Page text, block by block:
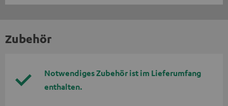
Zubehör
Notwendiges Zubehör ist im Lieferumfang
enthalten.